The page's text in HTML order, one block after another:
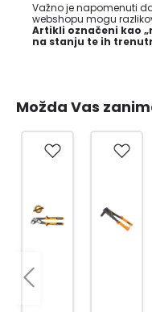
Važno je napomenuti
webshopu mogu
Artikli označeni kao
na stanju te ih
Možda Vas